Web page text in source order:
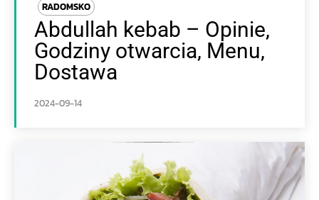
RADOMSKO
Abdullah kebab – Opinie,
Godziny otwarcia, Menu,
Dostawa
2024-09-14